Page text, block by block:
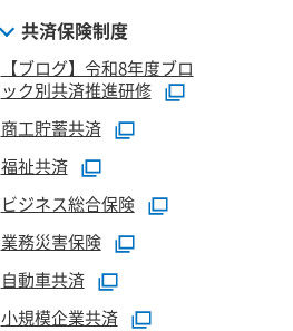
共済保険制度
【ブログ】令和8年度ブロ
ック別共済推進研修
商工貯蓄共済
福祉共済
ビジネス総合保険
業務災害保険
自動車共済
小規模企業共済